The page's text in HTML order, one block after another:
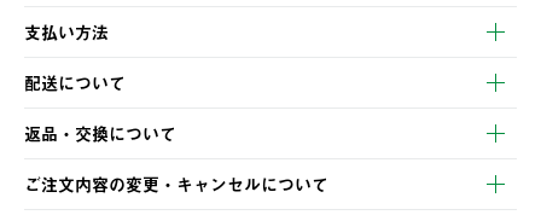
支払い方法
以下のいずれかの方法でお支払いいただけます。
・クレジットカード決済
・コンビニ決済
・Pay-easy決済
配送について
【発送スケジュール】
ご注文・ご入金完了より2営業日以内に商品を発送いたします。
土日祝の発送はございませんので、木曜日以降のご注文は週明け
の発送となる場合がございます。
返品・交換について
※お客様都合の場合
ご注文内容の変更・キャンセルについて